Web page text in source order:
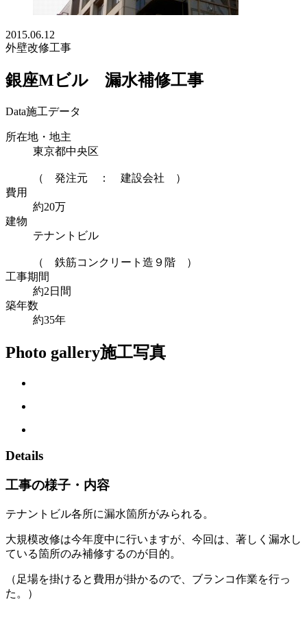
2015.06.12
外壁改修工事
銀座Mビル 漏水補修工事
Data施工データ
所在地・地主
東京都中央区
（ 発注元 ： 建設会社 ）
費用
約20万
建物
テナントビル
（ 鉄筋コンクリート造９階 ）
工事期間
約2日間
築年数
約35年
Photo gallery施工写真
Details
工事の様子・内容
テナントビル各所に漏水箇所がみられる。
大規模改修は今年度中に行いますが、今回は、著しく漏水し
ている箇所のみ補修するのが目的。
（足場を掛けると費用が掛かるので、ブランコ作業を行っ
た。）